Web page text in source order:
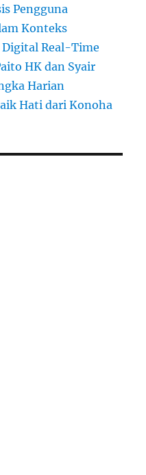
Pengguna
Konteks
Real-Time
HK dan Syair
Harian
Hati dari Konoha